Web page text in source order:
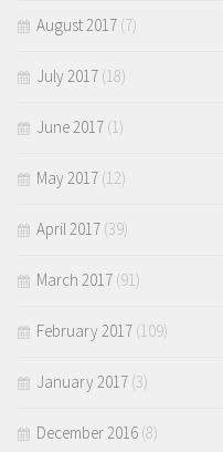
August 2017 (7)
July 2017 (18)
June 2017 (1)
May 2017 (12)
April 2017 (39)
March 2017 (91)
February 2017 (109)
January 2017 (3)
December 2016 (8)